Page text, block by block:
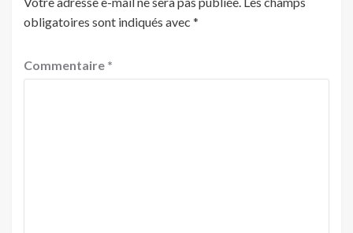
obligatoires sont indiqués avec *
Commentaire *